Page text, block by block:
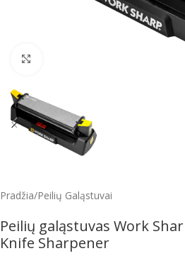
Pradžia/Peilių Galąstuvai
Peilių galąstuvas Work
Knife Sharpener